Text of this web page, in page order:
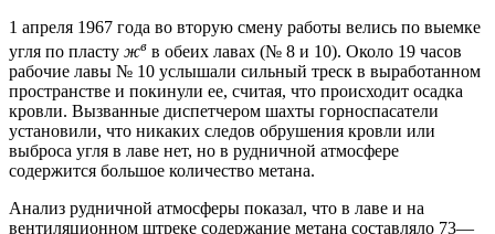
1 апреля 1967 года во вторую смену работы велись по выемке
угля по пласту жв в обеих лавах (№ 8 и 10). Около 19 часов
рабочие лавы № 10 услышали сильный треск в выработанном
пространстве и покинули ее, считая, что происходит осадка
кровли. Вызванные диспетчером шахты горноспасатели
установили, что никаких следов обрушения кровли или
выброса угля в лаве нет, но в рудничной атмосфере
содержится большое количество метана.
Анализ рудничной атмосферы показал, что в лаве и на
вентиляционном штреке содержание метана составляло 73—